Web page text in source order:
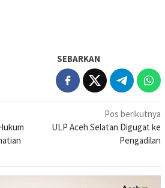
SEBARKAN
Pos berikutnya
ULP Aceh Selatan Digugat ke
Pengadilan